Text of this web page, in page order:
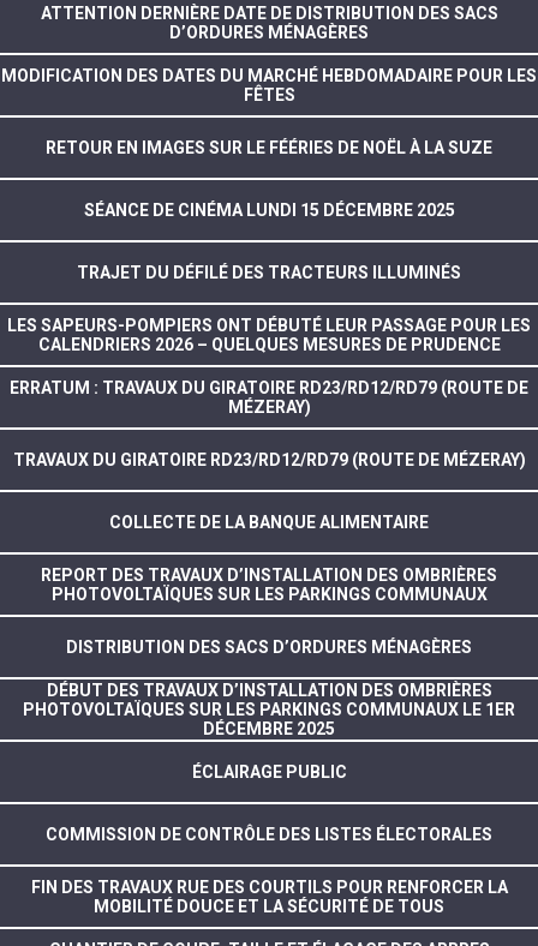
ATTENTION DERNIÈRE DATE DE DISTRIBUTION DES SACS
D’ORDURES MÉNAGÈRES
MODIFICATION DES DATES DU MARCHÉ HEBDOMADAIRE POUR LES
FÊTES
RETOUR EN IMAGES SUR LE FÉÉRIES DE NOËL À LA SUZE
SÉANCE DE CINÉMA LUNDI 15 DÉCEMBRE 2025
TRAJET DU DÉFILÉ DES TRACTEURS ILLUMINÉS
LES SAPEURS-POMPIERS ONT DÉBUTÉ LEUR PASSAGE POUR LES
CALENDRIERS 2026 – QUELQUES MESURES DE PRUDENCE
ERRATUM : TRAVAUX DU GIRATOIRE RD23/RD12/RD79 (ROUTE DE
MÉZERAY)
TRAVAUX DU GIRATOIRE RD23/RD12/RD79 (ROUTE DE MÉZERAY)
COLLECTE DE LA BANQUE ALIMENTAIRE
REPORT DES TRAVAUX D’INSTALLATION DES OMBRIÈRES
PHOTOVOLTAÏQUES SUR LES PARKINGS COMMUNAUX
DISTRIBUTION DES SACS D’ORDURES MÉNAGÈRES
DÉBUT DES TRAVAUX D’INSTALLATION DES OMBRIÈRES
PHOTOVOLTAÏQUES SUR LES PARKINGS COMMUNAUX LE 1ER
DÉCEMBRE 2025
ÉCLAIRAGE PUBLIC
COMMISSION DE CONTRÔLE DES LISTES ÉLECTORALES
FIN DES TRAVAUX RUE DES COURTILS POUR RENFORCER LA
MOBILITÉ DOUCE ET LA SÉCURITÉ DE TOUS